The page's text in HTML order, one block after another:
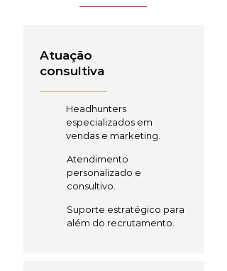
Atuação
consultiva
Headhunters
especializados em
vendas e marketing.
Atendimento
personalizado e
consultivo.
Suporte estratégico para
além do recrutamento.